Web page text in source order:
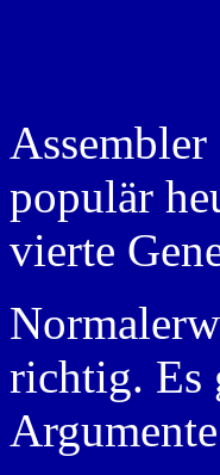
populär
vierte
richtig. Es